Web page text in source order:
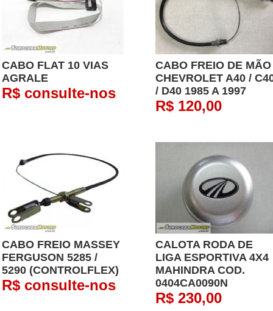
CABO FLAT 10 VIAS
AGRALE
R$ consulte-nos
CABO FREIO DE MÃO
CHEVROLET A40 /
/ D40 1985 A 1997
R$ 120,00
CABO FREIO MASSEY
FERGUSON 5285 /
5290 (CONTROLFLEX)
R$ consulte-nos
CALOTA RODA DE
LIGA ESPORTIVA 4X4
MAHINDRA COD.
0404CA0090N
R$ 230,00